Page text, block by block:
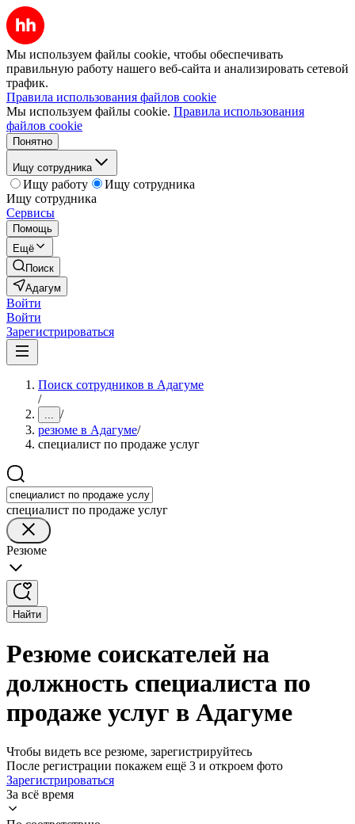
Мы используем файлы cookie, чтобы обеспечивать
правильную работу нашего веб-сайта и анализировать сетевой
трафик.
Правила использования файлов cookie
Мы используем файлы cookie. Правила использования
файлов cookie
Понятно
Ищу сотрудника
Ищу работу
Ищу сотрудника
Ищу сотрудника
Сервисы
Помощь
Ещё
Поиск
Адагум
Войти
Войти
Зарегистрироваться
Поиск сотрудников в Адагуме
/
... /
резюме в Адагуме/
специалист по продаже услуг
специалист по продаже услуг
Резюме
Найти
Резюме соискателей на
должность специалиста по
продаже услуг в Адагуме
Чтобы видеть все резюме, зарегистрируйтесь
После регистрации покажем ещё 3 и откроем фото
Зарегистрироваться
За всё время